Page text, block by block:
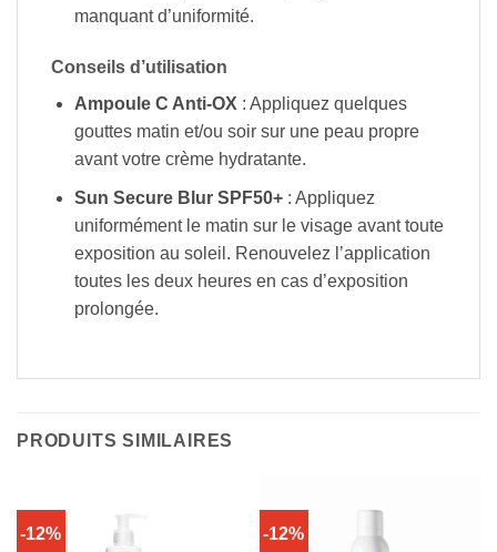
manquant d’uniformité.
Conseils d’utilisation
Ampoule C Anti-OX : Appliquez quelques
gouttes matin et/ou soir sur une peau propre
avant votre crème hydratante.
Sun Secure Blur SPF50+: Appliquez
uniformément le matin sur le visage avant toute
exposition au soleil. Renouvelez l’application
toutes les deux heures en cas d’exposition
prolongée.
PRODUITS SIMILAIRES
-12% -12%